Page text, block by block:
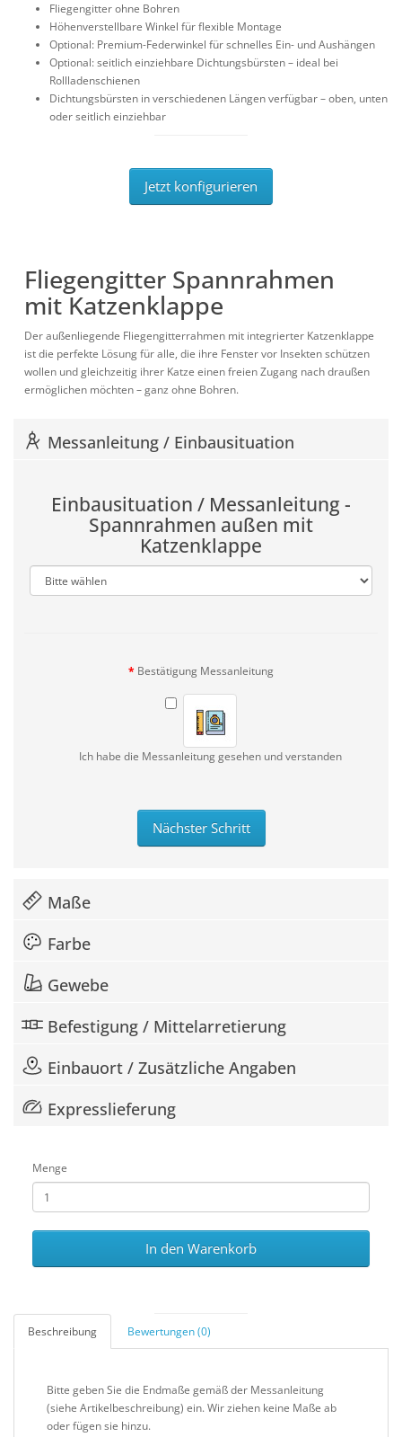
Fliegengitter ohne Bohren
Höhenverstellbare Winkel für flexible Montage
Optional: Premium-Federwinkel für schnelles Ein- und Aushängen
Optional: seitlich einziehbare Dichtungsbürsten – ideal bei
Rollladenschienen
Dichtungsbürsten in verschiedenen Längen verfügbar – oben, unten
oder seitlich einziehbar
Jetzt konfigurieren
Fliegengitter Spannrahmen
mit Katzenklappe
Der außenliegende Fliegengitterrahmen mit integrierter Katzenklappe
ist die perfekte Lösung für alle, die ihre Fenster vor Insekten schützen
wollen und gleichzeitig ihrer Katze einen freien Zugang nach draußen
ermöglichen möchten – ganz ohne Bohren.
Messanleitung / Einbausituation
Einbausituation / Messanleitung -
Spannrahmen außen mit
Katzenklappe
Bestätigung Messanleitung
Ich habe die Messanleitung gesehen und verstanden
Nächster Schritt
Maße
Farbe
Gewebe
Befestigung / Mittelarretierung
Einbauort / Zusätzliche Angaben
Expresslieferung
Menge
In den Warenkorb
Beschreibung Bewertungen (0)
Bitte geben Sie die Endmaße gemäß der Messanleitung
(siehe Artikelbeschreibung) ein. Wir ziehen keine Maße ab
oder fügen sie hinzu.